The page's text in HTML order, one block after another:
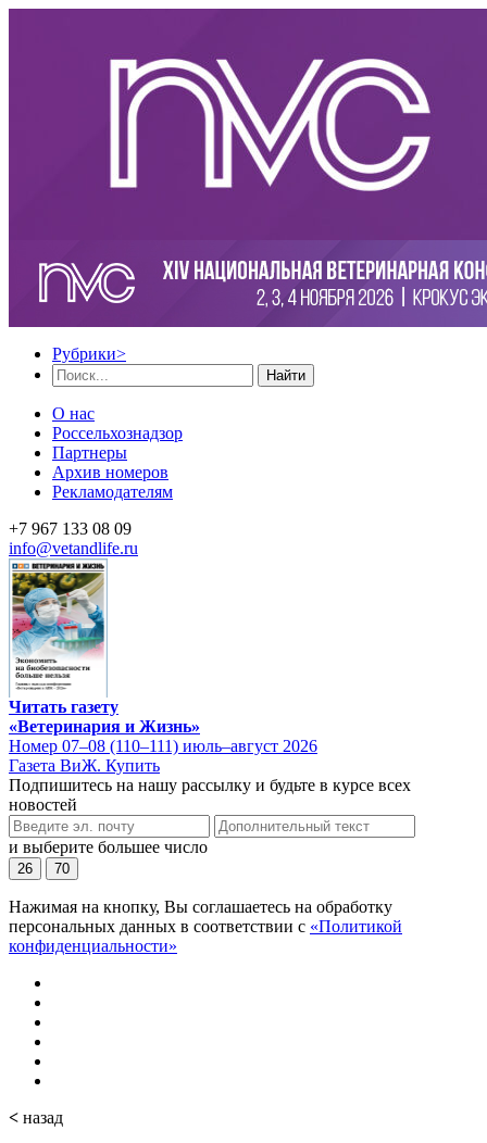
Рубрики>
Найти
О нас
Россельхознадзор
Партнеры
Архив номеров
Рекламодателям
+7 967 133 08 09
info@vetandlife.ru
Читать газету
«Ветеринария и Жизнь»
Номер 07–08 (110–111) июль–август 2026
Газета ВиЖ. Купить
Подпишитесь на нашу рассылку и будьте в курсе всех
новостей
и выберите большее число
26 70
Нажимая на кнопку, Вы соглашаетесь на обработку
персональных данных в соответствии с «Политикой
конфиденциальности»
< назад